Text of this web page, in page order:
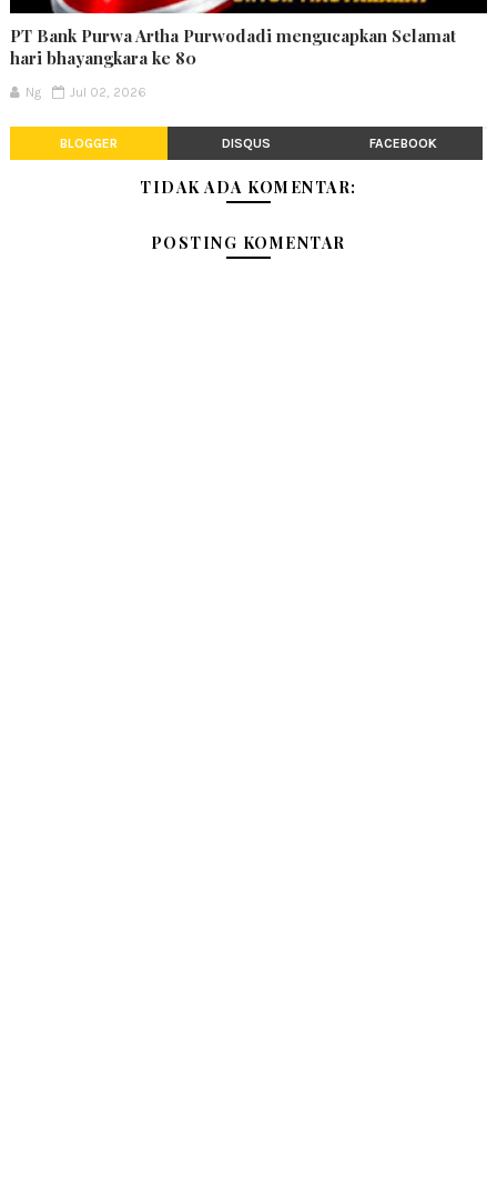
PT Bank Purwa Artha Purwodadi mengucapkan Selamat
hari bhayangkara ke 80
Ng Jul 02, 2026
BLOGGER DISQUS FACEBOOK
TIDAK ADA KOMENTAR:
POSTING KOMENTAR